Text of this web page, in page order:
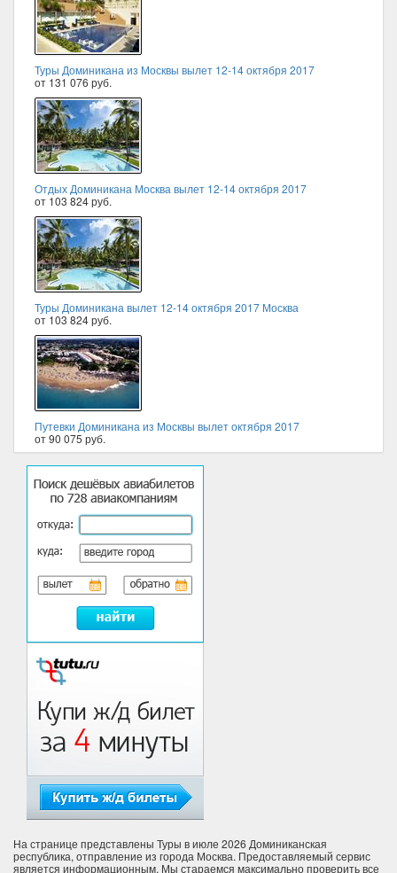
Туры Доминикана из Москвы вылет 12-14 октября 2017
от 131 076 руб.
Отдых Доминикана Москва вылет 12-14 октября 2017
от 103 824 руб.
Туры Доминикана вылет 12-14 октября 2017 Москва
от 103 824 руб.
Путевки Доминикана из Москвы вылет октября 2017
от 90 075 руб.
На странице представлены Туры в июле 2026 Доминиканская
республика, отправление из города Москва. Предоставляемый сервис
является информационным. Мы стараемся максимально проверить все